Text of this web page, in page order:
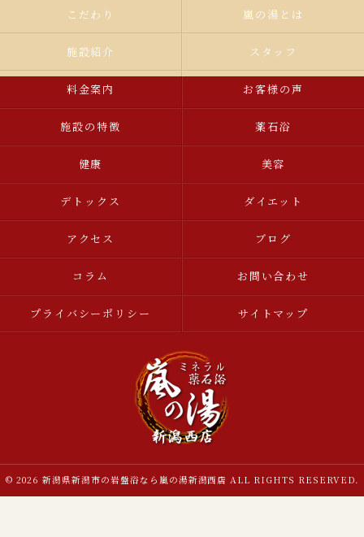
こだわり 嵐の湯とは
施設紹介 スタッフ
料金案内 お客様の声
施設の特徴 薬石浴
健康 美容
デトックス ダイエット
アクセス ブログ
コラム お問い合わせ
プライバシーポリシー サイトマップ
© 2026 新潟県新潟市の岩盤浴なら嵐の湯新潟西店 ALL RIGHTS RESERVED.